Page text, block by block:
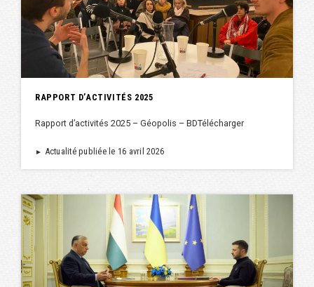
RAPPORT D’ACTIVITÉS 2025
Rapport d’activités 2025 – Géopolis – BDTélécharger
► Actualité publiée le 16 avril 2026